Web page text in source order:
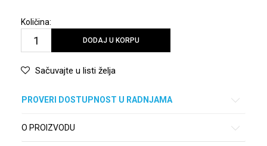
Količina:
DODAJ U KORPU
Sačuvajte u listi želja
PROVERI DOSTUPNOST U RADNJAMA
O PROIZVODU